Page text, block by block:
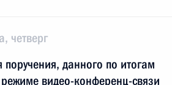
четверг
поручения, данного по итогам
видео-конференц-связи